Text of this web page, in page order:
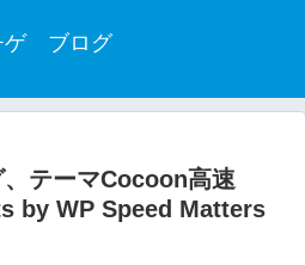
ゲ ブログ
テーマCocoon高速
by WP Speed Matters